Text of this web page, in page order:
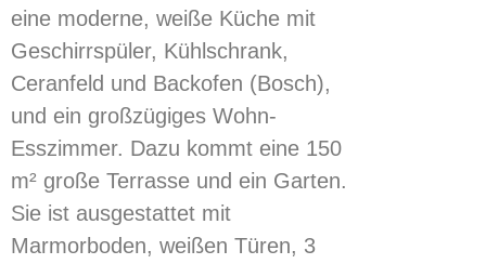
eine moderne, weiße Küche mit
Geschirrspüler, Kühlschrank,
Ceranfeld und Backofen (Bosch),
und ein großzügiges Wohn-
Esszimmer. Dazu kommt eine 150
m² große Terrasse und ein Garten.
Sie ist ausgestattet mit
Marmorboden, weißen Türen, 3